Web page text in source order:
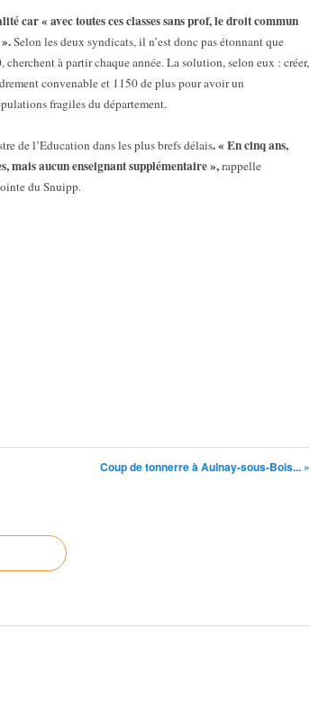
car « avec toutes ces classes sans prof, le droit commun
Selon les deux syndicats, il n’est donc pas étonnant que
à partir chaque année. La solution, selon eux : créer,
convenable et 1150 de plus pour avoir un
fragiles du département.
de l’Education dans les plus brefs délais. « En cinq ans,
mais aucun enseignant supplémentaire »,rappelle
du Snuipp.
Coup de tonnerre à Aulnay-sous-Bois... »